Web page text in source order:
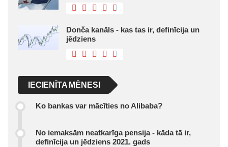
Donča kanāls - kas tas ir, definīcija un
jēdziens
IECIENĪTA MĒNESI
Ko bankas var mācīties no Alibaba?
No iemaksām neatkarīga pensija - kāda tā ir,
definīcija un jēdziens 2021. gads